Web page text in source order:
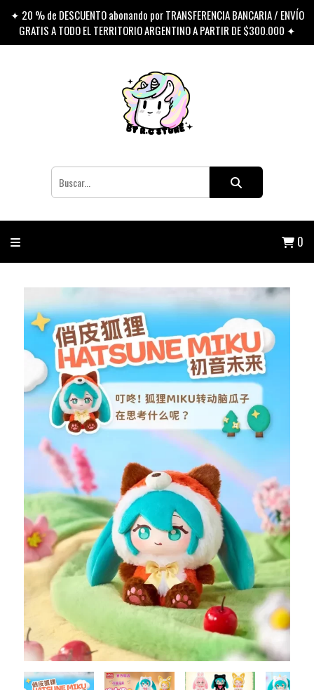
✦ 20 % de DESCUENTO abonando por TRANSFERENCIA BANCARIA / ENVÍO
GRATIS A TODO EL TERRITORIO ARGENTINO A PARTIR DE $300.000 ✦
0